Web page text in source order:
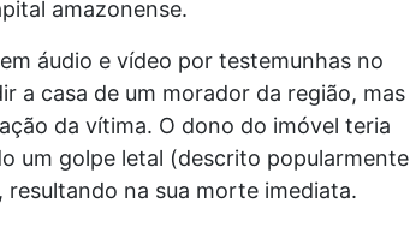
amazonense.
áudio e vídeo por testemunhas no
a casa de um morador da região, mas
da vítima. O dono do imóvel teria
um golpe letal (descrito popularmente
na sua morte imediata.